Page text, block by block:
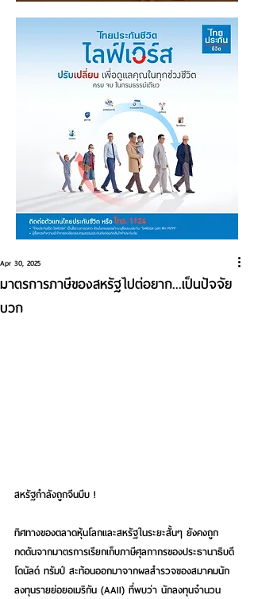
มาตรการภาษีของสหรัฐไปต่อยาก...เป็นปัจจัย
บวก
Apr 30, 2025
สหรัฐกำลังถูกจีนบีบ !
ทิศทางของตลาดหุ้นโลกและสหรัฐในระยะสั้นๆ ยังคงถูก
กดดันจากมาตรการเรียกเก็บภาษีศุลกากรของประธานาธิบดี
โดนัลด์ ทรัมป์ สะท้อนออกมาจากผลสำรวจของสมาคมนัก
ลงทุนรายย่อยอเมริกัน (AAII) ที่พบว่า นักลงทุนจำนวน